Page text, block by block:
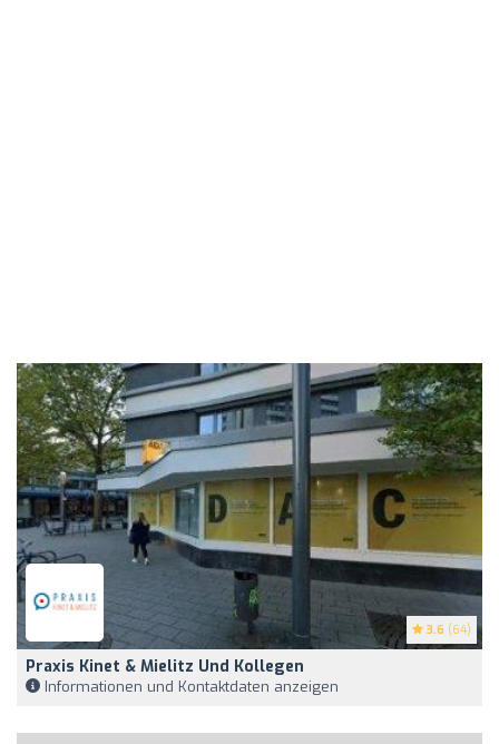
3.6 (64)
Praxis Kinet & Mielitz Und Kollegen
Informationen und Kontaktdaten anzeigen